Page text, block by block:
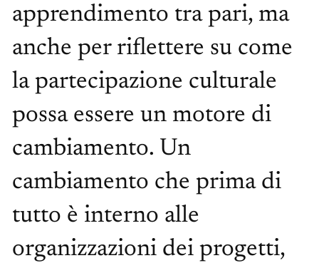
apprendimento tra pari, ma
anche per riflettere su come
la partecipazione culturale
possa essere un motore di
cambiamento. Un
cambiamento che prima di
tutto è interno alle
organizzazioni dei progetti,